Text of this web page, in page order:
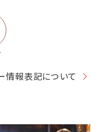
情報表記について